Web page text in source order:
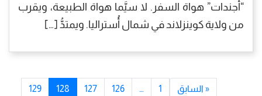
“أجندات” هواة السفر. لا سيَّما هواة الطبيعة، ويقرب
من ولاية كوينزلاند في شمال أُستراليا. ويمتدُّ […]
« السابق 1
…
126
127
128
129